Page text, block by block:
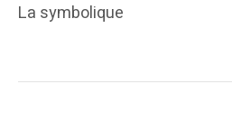
La symbolique